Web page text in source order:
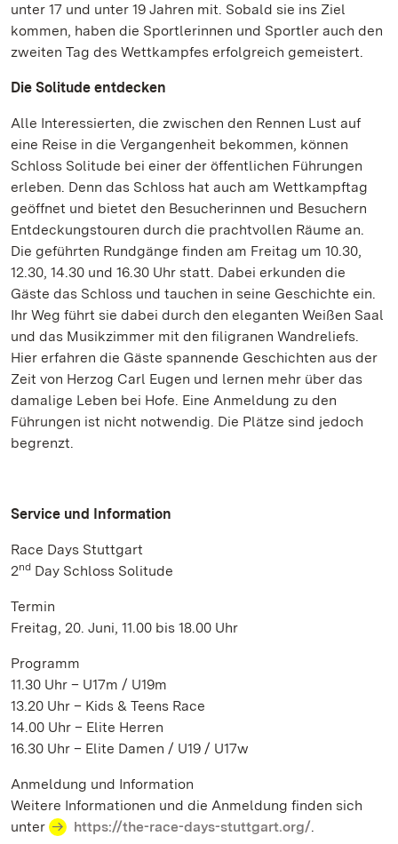
unter 17 und unter 19 Jahren mit. Sobald sie ins Ziel
kommen, haben die Sportlerinnen und Sportler auch den
zweiten Tag des Wettkampfes erfolgreich gemeistert.
Die Solitude entdecken
Alle Interessierten, die zwischen den Rennen Lust auf
eine Reise in die Vergangenheit bekommen, können
Schloss Solitude bei einer der öffentlichen Führungen
erleben. Denn das Schloss hat auch am Wettkampftag
geöffnet und bietet den Besucherinnen und Besuchern
Entdeckungstouren durch die prachtvollen Räume an.
Die geführten Rundgänge finden am Freitag um 10.30,
12.30, 14.30 und 16.30 Uhr statt. Dabei erkunden die
Gäste das Schloss und tauchen in seine Geschichte ein.
Ihr Weg führt sie dabei durch den eleganten Weißen Saal
und das Musikzimmer mit den filigranen Wandreliefs.
Hier erfahren die Gäste spannende Geschichten aus der
Zeit von Herzog Carl Eugen und lernen mehr über das
damalige Leben bei Hofe. Eine Anmeldung zu den
Führungen ist nicht notwendig. Die Plätze sind jedoch
begrenzt.
Service und Information
Race Days Stuttgart
2nd Day Schloss Solitude
Termin
Freitag, 20. Juni, 11.00 bis 18.00 Uhr
Programm
11.30 Uhr – U17m / U19m
13.20 Uhr – Kids & Teens Race
14.00 Uhr – Elite Herren
16.30 Uhr – Elite Damen / U19 / U17w
Anmeldung und Information
Weitere Informationen und die Anmeldung finden sich
unter
https://the-race-days-stuttgart.org/.